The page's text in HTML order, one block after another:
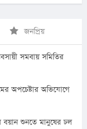
জনপ্রিয়
সমবায় সমিতির
অপচেষ্টার অভিযোগে
বয়ান শুনতে মানুষের ঢল